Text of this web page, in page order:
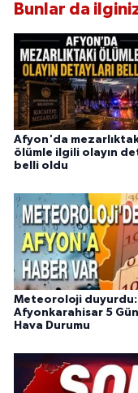
Bunlar da
Afyon'da
ölümle ilgili olayın
belli oldu
Meteoroloji duyurdu:
Afyonkarahisar 5
Hava Durumu